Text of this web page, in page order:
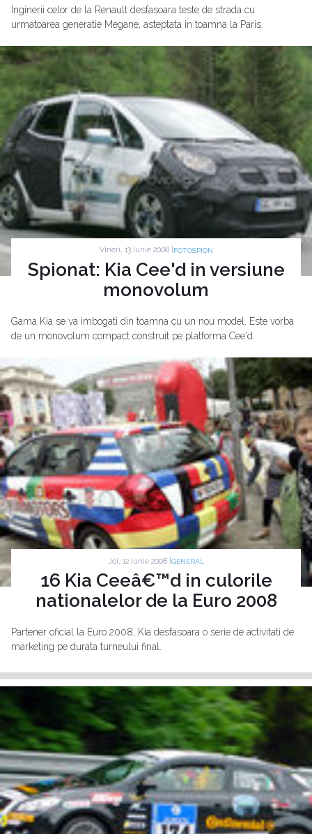
Inginerii celor de la Renault desfasoara teste de strada cu
urmatoarea generatie Megane, asteptata in toamna la Paris.
Vineri, 13 Iunie 2008 | FOTOSPION
Spionat: Kia Cee'd in versiune
monovolum
Gama Kia se va imbogati din toamna cu un nou model. Este vorba
de un monovolum compact construit pe platforma Cee'd.
Joi, 12 Iunie 2008 | GENERAL
16 Kia Ceeâ€™d in culorile
nationalelor de la Euro 2008
Partener oficial la Euro 2008, Kia desfasoara o serie de activitati de
marketing pe durata turneului final.